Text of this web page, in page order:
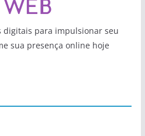
digitais para impulsionar seu
sua presença online hoje